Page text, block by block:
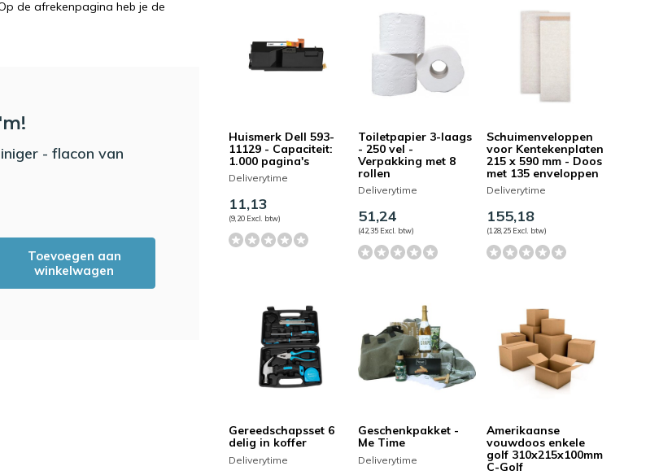
de afrekenpagina heb je de
- flacon van
Toevoegen aan
winkelwagen
Huismerk Dell 593-
11129 - Capaciteit:
1.000 pagina's
Deliverytime
11,13
(9,20 Excl. btw)
Toiletpapier 3-laags
- 250 vel -
Verpakking met 8
rollen
Deliverytime
51,24
(42,35 Excl. btw)
Schuimenveloppen
voor Kentekenplaten
215 x 590 mm - Doos
met 135 enveloppen
Deliverytime
155,18
(128,25 Excl. btw)
Gereedschapsset 6
delig in koffer
Deliverytime
Geschenkpakket -
Me Time
Deliverytime
Amerikaanse
vouwdoos enkele
golf 310x215x100mm
C-Golf